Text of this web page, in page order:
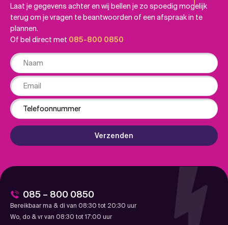
Laat je gegevens achter en wij bellen je zo spoedig mogelijk
terug om je vragen te beantwoorden of een afspraak in te
plannen.
Of bel direct met 085-800 0850
Naam
Email
Phone
Verzenden
085 – 800 0850
Bereikbaar ma & di van 08:30 tot 20:30 uur
Wo, do & vr van 08:30 tot 17:00 uur